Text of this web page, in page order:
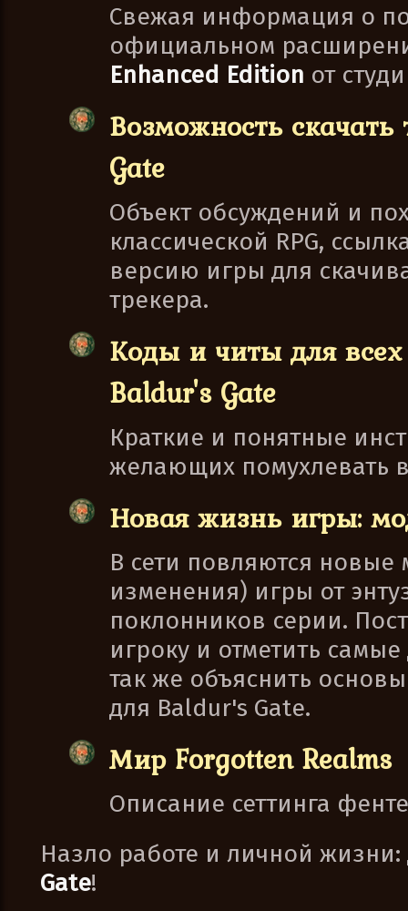
Свежая информация о
официальном
Enhanced Edition от
Возможность
Gate
Объект обсуждений и
классической RPG,
версию игры для
трекера.
Коды и читы для
Baldur's Gate
Краткие и понятные
желающих помухлевать
Новая жизнь игры:
В сети повляются
изменения) игры от
поклонников серии.
игроку и отметить
так же объяснить
для Baldur's Gate.
Мир Forgotten Realms
Описание сеттинга
Назло работе и личной жизни:
Gate!